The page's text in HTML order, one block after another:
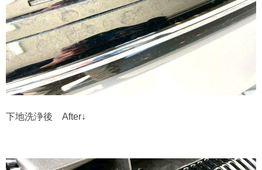
下地洗浄後 After↓